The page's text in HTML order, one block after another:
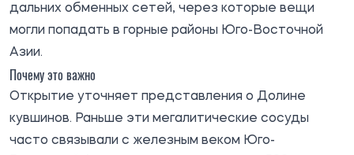
дальних обменных сетей, через которые вещи
могли попадать в горные районы Юго-Восточной
Азии.
Почему это важно
Открытие уточняет представления о Долине
кувшинов. Раньше эти мегалитические сосуды
часто связывали с железным веком Юго-